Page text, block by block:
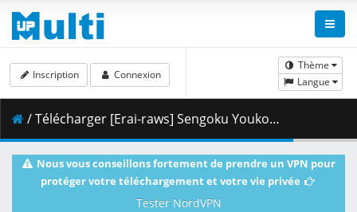
Thème
Langue
Inscription Connexion
/ Télécharger [Erai-raws] Sengoku Youko - Recap [720p][Multiple Subtitle][5ACAF4CA].mkv.001 ( 359.52 MB )
Nous vous conseillons fortement de prendre un VPN pour
protéger votre téléchargement et votre vie privée
Tester NordVPN